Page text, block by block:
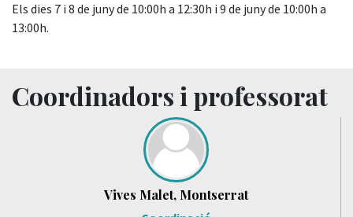
Els dies 7 i 8 de juny de 10:00h a 12:30h i 9 de juny de 10:00h a
13:00h.
Coordinadors i professorat
Vives Malet, Montserrat